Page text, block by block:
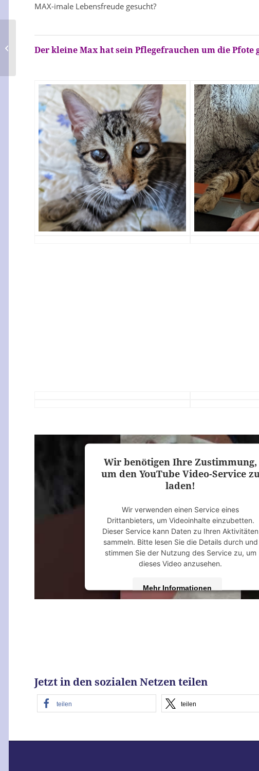
MAX-imale Lebensfreude gesucht?
Der kleine Max hat sein Pflegefrauchen um die Pfote
Wir benötigen Ihre Zustimmung,
um den YouTube Video-Service zu
laden!
Wir verwenden einen Service eines
Drittanbieters, um Videoinhalte einzubetten.
Dieser Service kann Daten zu Ihren Aktivitäten
sammeln. Bitte lesen Sie die Details durch und
stimmen Sie der Nutzung des Service zu, um
dieses Video anzusehen.
Mehr Informationen
Jetzt in den sozialen Netzen teilen
teilen teilen
Torrija